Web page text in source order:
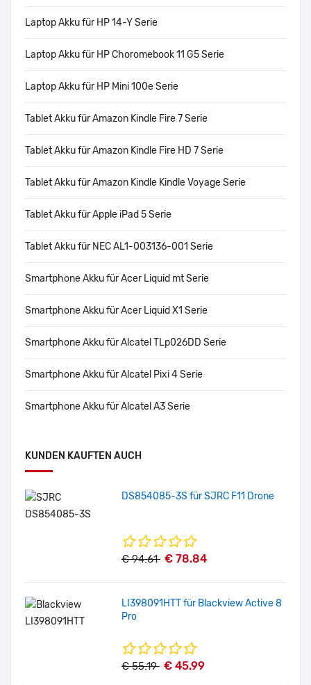
Laptop Akku für HP 14-Y Serie
Laptop Akku für HP Choromebook 11 G5 Serie
Laptop Akku für HP Mini 100e Serie
Tablet Akku für Amazon Kindle Fire 7 Serie
Tablet Akku für Amazon Kindle Fire HD 7 Serie
Tablet Akku für Amazon Kindle Kindle Voyage Serie
Tablet Akku für Apple iPad 5 Serie
Tablet Akku für NEC AL1-003136-001 Serie
Smartphone Akku für Acer Liquid mt Serie
Smartphone Akku für Acer Liquid X1 Serie
Smartphone Akku für Alcatel TLp026DD Serie
Smartphone Akku für Alcatel Pixi 4 Serie
Smartphone Akku für Alcatel A3 Serie
KUNDEN KAUFTEN AUCH
DS854085-3S für SJRC F11 Drone
€ 94.61 € 78.84
LI398091HTT für Blackview Active 8
Pro
€ 55.19 € 45.99